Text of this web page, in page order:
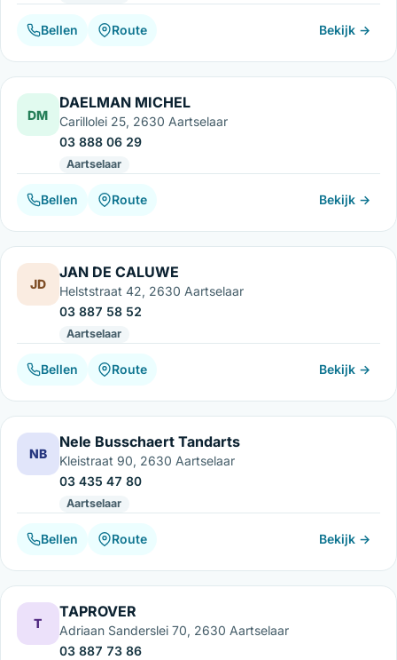
Bellen Route Bekijk →
DM
DAELMAN MICHEL
Carillolei 25, 2630 Aartselaar
03 888 06 29
Aartselaar
Bellen Route Bekijk →
JD
JAN DE CALUWE
Helststraat 42, 2630 Aartselaar
03 887 58 52
Aartselaar
Bellen Route Bekijk →
NB
Nele Busschaert Tandarts
Kleistraat 90, 2630 Aartselaar
03 435 47 80
Aartselaar
Bellen Route Bekijk →
T
TAPROVER
Adriaan Sanderslei 70, 2630 Aartselaar
03 887 73 86